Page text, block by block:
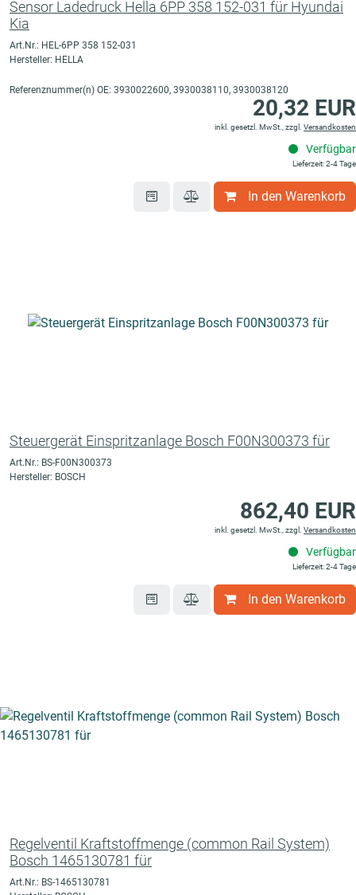
Sensor Ladedruck Hella 6PP 358 152-031 für Hyundai
Kia
Art.Nr.: HEL-6PP 358 152-031
Hersteller: HELLA
Referenznummer(n) OE: 3930022600, 3930038110, 3930038120
20,32 EUR
inkl. gesetzl. MwSt., zzgl. Versandkosten
Verfügbar
Lieferzeit: 2-4 Tage
In den Warenkorb
Steuergerät Einspritzanlage Bosch F00N300373 für
Art.Nr.: BS-F00N300373
Hersteller: BOSCH
862,40 EUR
inkl. gesetzl. MwSt., zzgl. Versandkosten
Verfügbar
Lieferzeit: 2-4 Tage
In den Warenkorb
Regelventil Kraftstoffmenge (common Rail System)
Bosch 1465130781 für
Art.Nr.: BS-1465130781